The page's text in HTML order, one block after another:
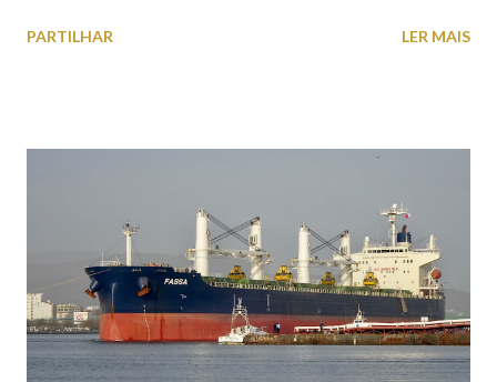
Serralves. A exposição, intitulada “I’m Your Mirror” esteve
Castelo durante a Romaria d'Agonia de 2014. Joana Vasconcelos
foi, nesse mesmo ano, presidente da Comissão de Honra das
Festas, tendo participado no cortejo etnográfico e no desfile da
Mordomia. Alguns dos trabalhos expostos no Museu e nos
Jardins do Parque de Serralves: (Clique na imagem para ver em
modo de ecrã inteiro) CORAÇÃO INDEPENDENTE VERMELHO,
PARTILHAR LER MAIS